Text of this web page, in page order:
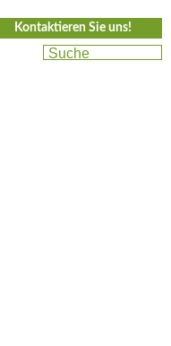
Kontaktieren Sie uns!